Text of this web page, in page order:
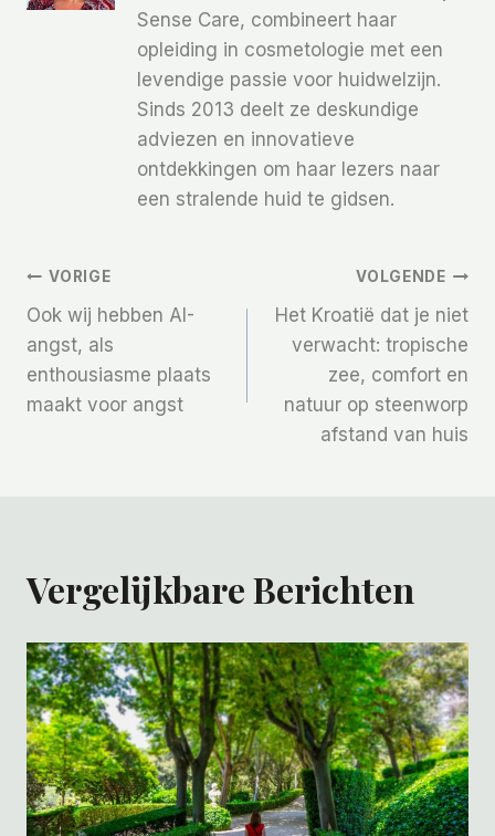
Sense Care, combineert haar
opleiding in cosmetologie met een
levendige passie voor huidwelzijn.
Sinds 2013 deelt ze deskundige
adviezen en innovatieve
ontdekkingen om haar lezers naar
een stralende huid te gidsen.
Bericht
Navigatie
VORIGE
Ook wij hebben AI-
angst, als
enthousiasme plaats
maakt voor angst
VOLGENDE
Het Kroatië dat je niet
verwacht: tropische
zee, comfort en
natuur op steenworp
afstand van huis
Vergelijkbare Berichten